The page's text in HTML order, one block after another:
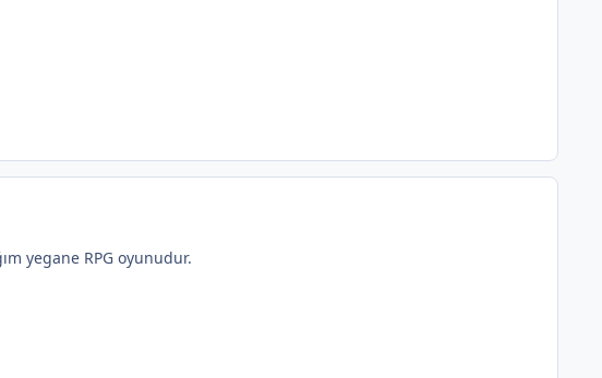
yegane RPG oyunudur.